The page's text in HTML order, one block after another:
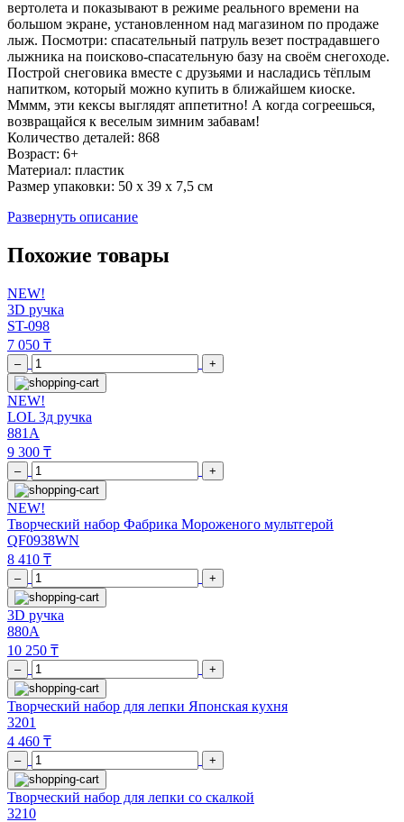
вертолета и показывают в режиме реального времени на
большом экране, установленном над магазином по продаже
лыж. Посмотри: спасательный патруль везет пострадавшего
лыжника на поисково-спасательную базу на своём снегоходе.
Построй снеговика вместе с друзьями и насладись тёплым
напитком, который можно купить в ближайшем киоске.
Мммм, эти кексы выглядят аппетитно! А когда согреешься,
возвращайся к веселым зимним забавам!
Количество деталей: 868
Возраст: 6+
Материал: пластик
Размер упаковки: 50 х 39 х 7,5 см
Развернуть описание
Похожие товары
NEW!
3D ручка
ST-098
7 050 ₸
– +
NEW!
LOL 3д ручка
881A
9 300 ₸
– +
NEW!
Творческий набор Фабрика Мороженого мультгерой
QF0938WN
8 410 ₸
– +
3D ручка
880A
10 250 ₸
– +
Творческий набор для лепки Японская кухня
3201
4 460 ₸
– +
Творческий набор для лепки со скалкой
3210